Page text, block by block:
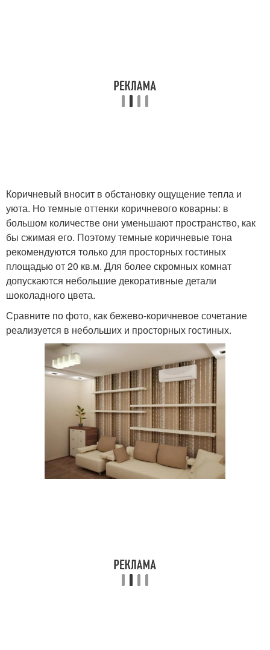
Коричневый вносит в обстановку ощущение тепла и
уюта. Но темные оттенки коричневого коварны: в
большом количестве они уменьшают пространство, как
бы сжимая его. Поэтому темные коричневые тона
рекомендуются только для просторных гостиных
площадью от 20 кв.м. Для более скромных комнат
допускаются небольшие декоративные детали
шоколадного цвета.
Сравните по фото, как бежево-коричневое сочетание
реализуется в небольших и просторных гостиных.